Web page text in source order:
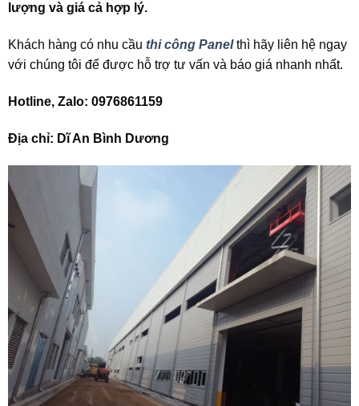
lượng và giá cả hợp lý.
Khách hàng có nhu cầu thi công Panelthì hãy liên hệ ngay
với chúng tôi để được hỗ trợ tư vấn và báo giá nhanh nhất.
Hotline, Zalo: 0976861159
Địa chỉ: Dĩ An Bình Dương